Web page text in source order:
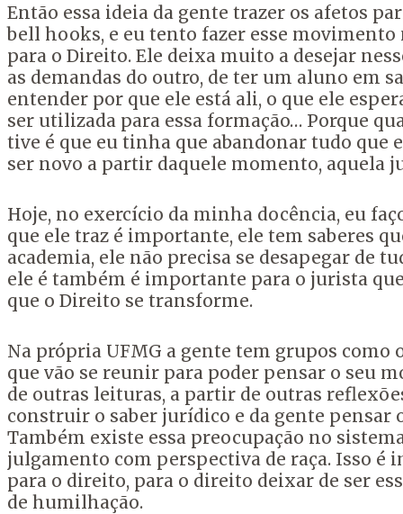
Então essa ideia da gente trazer os afetos
bell hooks, e eu tento fazer esse movimento
para o Direito. Ele deixa muito a desejar
as demandas do outro, de ter um aluno em
entender por que ele está ali, o que ele
ser utilizada para essa formação… Porque
tive é que eu tinha que abandonar tudo que
ser novo a partir daquele momento, aquela
Hoje, no exercício da minha docência, eu
que ele traz é importante, ele tem saberes
academia, ele não precisa se desapegar de
ele é também é importante para o jurista
que o Direito se transforme.
Na própria UFMG a gente tem grupos como
que vão se reunir para poder pensar o seu
de outras leituras, a partir de outras
construir o saber jurídico e da gente pensar
Também existe essa preocupação no
julgamento com perspectiva de raça. Isso é
para o direito, para o direito deixar de ser
de humilhação.